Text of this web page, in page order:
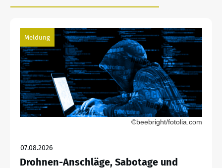
Meldung
©beebright/fotolia.com
07.08.2026
Drohnen-Anschläge, Sabotage und